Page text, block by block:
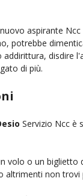
aspirante
potrebbe
addirittura, disdire
di più.
Servizio Ncc è
volo o un biglietto
altrimenti non trovi